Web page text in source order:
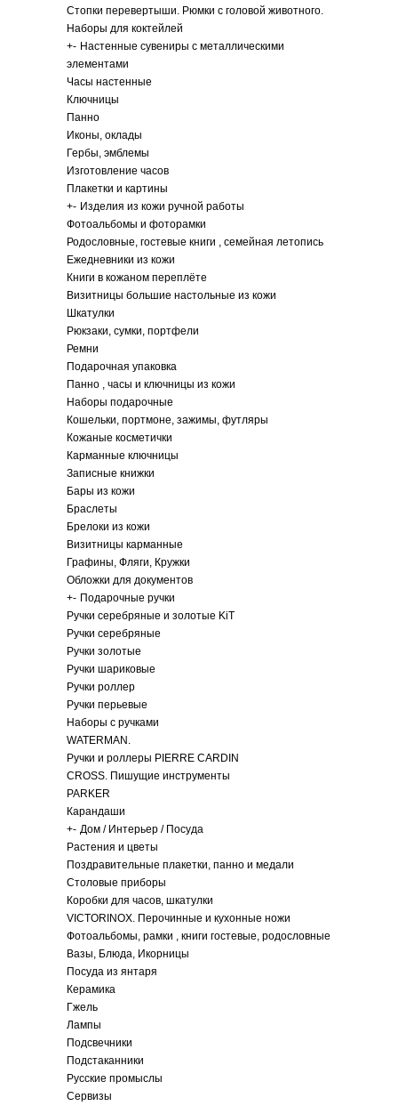
Стопки перевертыши. Рюмки с головой животного.
Наборы для коктейлей
+- Настенные сувениры с металлическими
элементами
Часы настенные
Ключницы
Панно
Иконы, оклады
Гербы, эмблемы
Изготовление часов
Плакетки и картины
+- Изделия из кожи ручной работы
Фотоальбомы и фоторамки
Родословные, гостевые книги , семейная летопись
Ежедневники из кожи
Книги в кожаном переплёте
Визитницы большие настольные из кожи
Шкатулки
Рюкзаки, сумки, портфели
Ремни
Подарочная упаковка
Панно , часы и ключницы из кожи
Наборы подарочные
Кошельки, портмоне, зажимы, футляры
Кожаные косметички
Карманные ключницы
Записные книжки
Бары из кожи
Браслеты
Брелоки из кожи
Визитницы карманные
Графины, Фляги, Кружки
Обложки для документов
+- Подарочные ручки
Ручки серебряные и золотые KiT
Ручки серебряные
Ручки золотые
Ручки шариковые
Ручки роллер
Ручки перьевые
Наборы с ручками
WATERMAN.
Ручки и роллеры PIERRE CARDIN
CROSS. Пишущие инструменты
PARKER
Карандаши
+- Дом / Интерьер / Посуда
Растения и цветы
Поздравительные плакетки, панно и медали
Столовые приборы
Коробки для часов, шкатулки
VICTORINOX. Перочинные и кухонные ножи
Фотоальбомы, рамки , книги гостевые, родословные
Вазы, Блюда, Икорницы
Посуда из янтаря
Керамика
Гжель
Лампы
Подсвечники
Подстаканники
Русские промыслы
Сервизы